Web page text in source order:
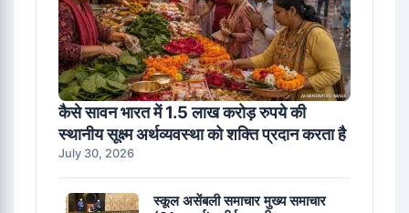
कैसे सावन भारत में 1.5 लाख करोड़ रुपये की
स्थानीय सूक्ष्म अर्थव्यवस्था को शक्ति प्रदान करता है
July 30, 2026
स्कूल असेंबली समाचार मुख्य समाचार